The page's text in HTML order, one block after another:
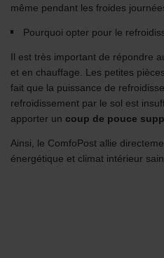
même pendant les froides
Pourquoi opter pour le
Il est très important de répondre
et en chauffage. Les petites
fait que la puissance de
refroidissement par le sol est
apporter un coup de pouce
Ainsi, le ComfoPost allie
énergétique et climat intérieur